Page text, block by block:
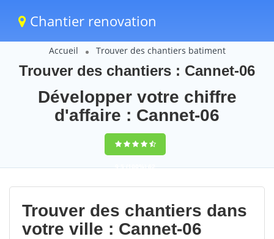
Chantier renovation
Accueil Trouver des chantiers batiment
Trouver des chantiers : Cannet-06
Développer votre chiffre
d'affaire : Cannet-06
9,5(100%)62
votes
Trouver des chantiers dans
votre ville : Cannet-06